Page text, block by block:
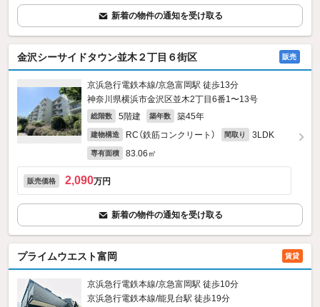
新着の物件の通知を受け取る
金沢シーサイドタウン並木２丁目６街区 販売
京浜急行電鉄本線/京急富岡駅 徒歩13分
神奈川県横浜市金沢区並木2丁目6番1〜13号
総階数 5階建 築年数 築45年
建物構造 RC（鉄筋コンクリート） 間取り 3LDK
専有面積 83.06㎡
販売価格 2,090万円
新着の物件の通知を受け取る
プライムウエスト富岡 賃貸
京浜急行電鉄本線/京急富岡駅 徒歩10分
京浜急行電鉄本線/能見台駅 徒歩19分